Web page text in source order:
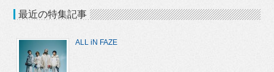
最近の特集記事
ALL iN FAZE